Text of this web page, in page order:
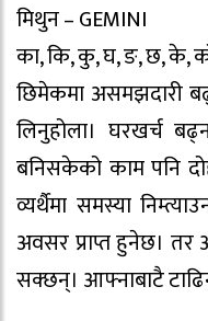
मिथुन – GEMINI
का, कि, कु, घ, ङ, छ, के,
छिमेकमा असमझदारी
लिनुहोला। घरखर्च
बनिसकेको काम पनि
व्यर्थैमा समस्या
अवसर प्राप्त हुनेछ। तर
सक्छन्। आफ्नाबाटै